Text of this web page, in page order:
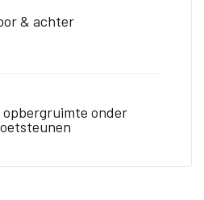
& achter
onder